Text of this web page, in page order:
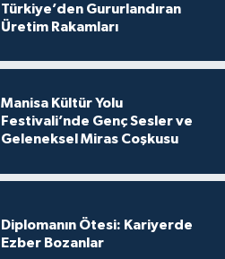
Türkiye’den Gururlandıran
Üretim Rakamları
Manisa Kültür Yolu
Festivali’nde Genç Sesler ve
Geleneksel Miras Coşkusu
Diplomanın Ötesi: Kariyerde
Ezber Bozanlar